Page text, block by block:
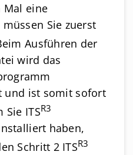
Mal eine
Sie zuerst
Ausführen der
wird das
und ist somit sofort
Sie ITSR3
haben,
Schritt 2 ITSR3